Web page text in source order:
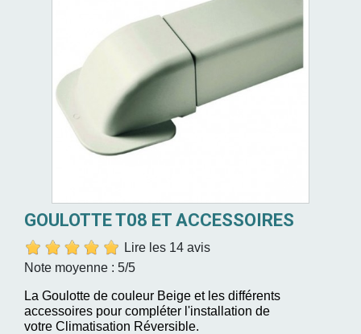
GOULOTTE T08 ET ACCESSOIRES
Lire les 14 avis
Note moyenne : 5/5
La Goulotte de couleur Beige et les différents
accessoires pour compléter l'installation de
votre Climatisation Réversible.